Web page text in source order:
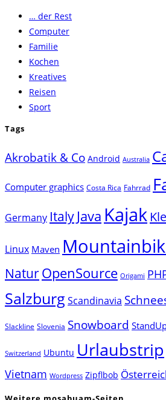
… der Rest
Computer
Familie
Kochen
Kreatives
Reisen
Sport
Tags
Akrobatik & Co Android Australia
Computer graphics Costa Rica Fahrrad
Germany Italy Java Kajak
Linux Maven
NaturOpenSource Origami
SalzburgScandinavia
Slackline Slovenia Snowboard
Switzerland Ubuntu Urlaubstrip
Vietnam Wordpress Zipflbob